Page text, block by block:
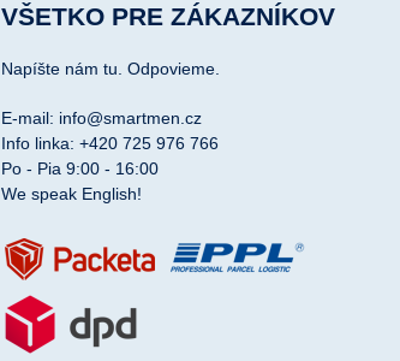
VŠETKO PRE ZÁKAZNÍKOV
Napíšte nám tu. Odpovieme.
E-mail: info@smartmen.cz
Info linka: +420 725 976 766
Po - Pia 9:00 - 16:00
We speak English!